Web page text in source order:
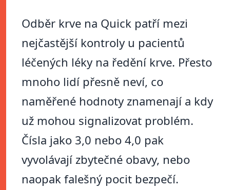
Odběr krve na Quick patří mezi
nejčastější kontroly u pacientů
léčených léky na ředění krve. Přesto
mnoho lidí přesně neví, co
naměřené hodnoty znamenají a kdy
už mohou signalizovat problém.
Čísla jako 3,0 nebo 4,0 pak
vyvolávají zbytečné obavy, nebo
naopak falešný pocit bezpečí.